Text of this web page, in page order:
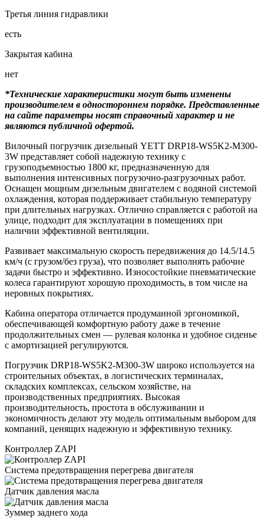
Третья линия гидравлики
есть
Закрытая кабина
нет
*Технические характеристики могут быть изменены
производителем в одностороннем порядке. Представленные
на сайте параметры носят справочный характер и не
являются публичной офертой.
Вилочный погрузчик дизельный YETT DRP18-WS5K2-M300-
3W представляет собой надежную технику с
грузоподъемностью 1800 кг, предназначенную для
выполнения интенсивных погрузочно-разгрузочных работ.
Оснащен мощным дизельным двигателем с водяной системой
охлаждения, которая поддерживает стабильную температуру
при длительных нагрузках. Отлично справляется с работой на
улице, подходит для эксплуатации в помещениях при
наличии эффективной вентиляции.
Развивает максимальную скорость передвижения до 14.5/14.5
км/ч (с грузом/без груза), что позволяет выполнять рабочие
задачи быстро и эффективно. Износостойкие пневматические
колеса гарантируют хорошую проходимость, в том числе на
неровных покрытиях.
Кабина оператора отличается продуманной эргономикой,
обеспечивающей комфортную работу даже в течение
продолжительных смен — рулевая колонка и удобное сиденье
с амортизацией регулируются.
Погрузчик DRP18-WS5K2-M300-3W широко используется на
строительных объектах, в логистических терминалах,
складских комплексах, сельском хозяйстве, на
производственных предприятиях. Высокая
производительность, простота в обслуживании и
экономичность делают эту модель оптимальным выбором для
компаний, ценящих надежную и эффективную технику.
Контроллер ZAPI
Система предотвращения перегрева двигателя
Датчик давления масла
Зуммер заднего хода